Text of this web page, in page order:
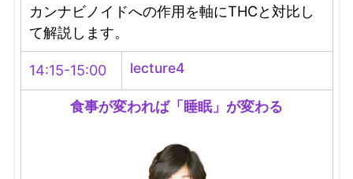
カンナビノイドへの作用を軸にTHCと対比し
て解説します。
14:15-15:00 lecture4
食事が変われば「睡眠」が変わる